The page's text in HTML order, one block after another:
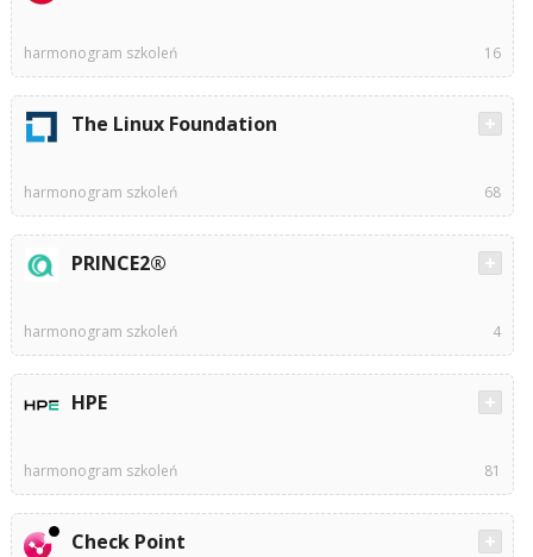
harmonogram szkoleń 16
The Linux Foundation
harmonogram szkoleń 68
PRINCE2®
harmonogram szkoleń 4
HPE
harmonogram szkoleń 81
Check Point